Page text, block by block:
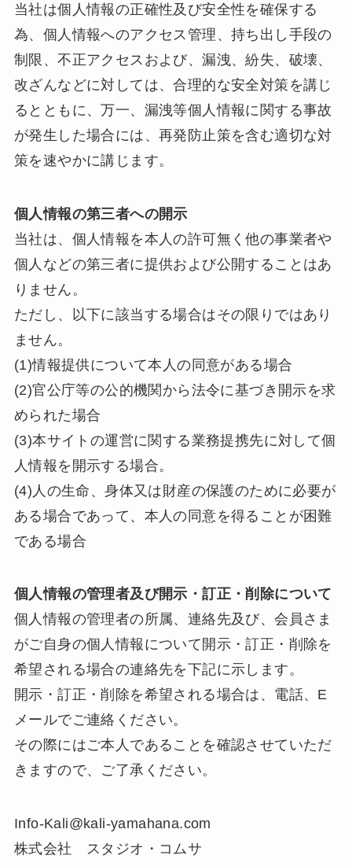
当社は個人情報の正確性及び安全性を確保する
為、個人情報へのアクセス管理、持ち出し手段の
制限、不正アクセスおよび、漏洩、紛失、破壊、
改ざんなどに対しては、合理的な安全対策を講じ
るとともに、万一、漏洩等個人情報に関する事故
が発生した場合には、再発防止策を含む適切な対
策を速やかに講じます。
個人情報の第三者への開示
当社は、個人情報を本人の許可無く他の事業者や
個人などの第三者に提供および公開することはあ
りません。
ただし、以下に該当する場合はその限りではあり
ません。
(1)情報提供について本人の同意がある場合
(2)官公庁等の公的機関から法令に基づき開示を求
められた場合
(3)本サイトの運営に関する業務提携先に対して個
人情報を開示する場合。
(4)人の生命、身体又は財産の保護のために必要が
ある場合であって、本人の同意を得ることが困難
である場合
個人情報の管理者及び開示・訂正・削除について
個人情報の管理者の所属、連絡先及び、会員さま
がご自身の個人情報について開示・訂正・削除を
希望される場合の連絡先を下記に示します。
開示・訂正・削除を希望される場合は、電話、E
メールでご連絡ください。
その際にはご本人であることを確認させていただ
きますので、ご了承ください。
Info-Kali@kali-yamahana.com
株式会社 スタジオ・コムサ